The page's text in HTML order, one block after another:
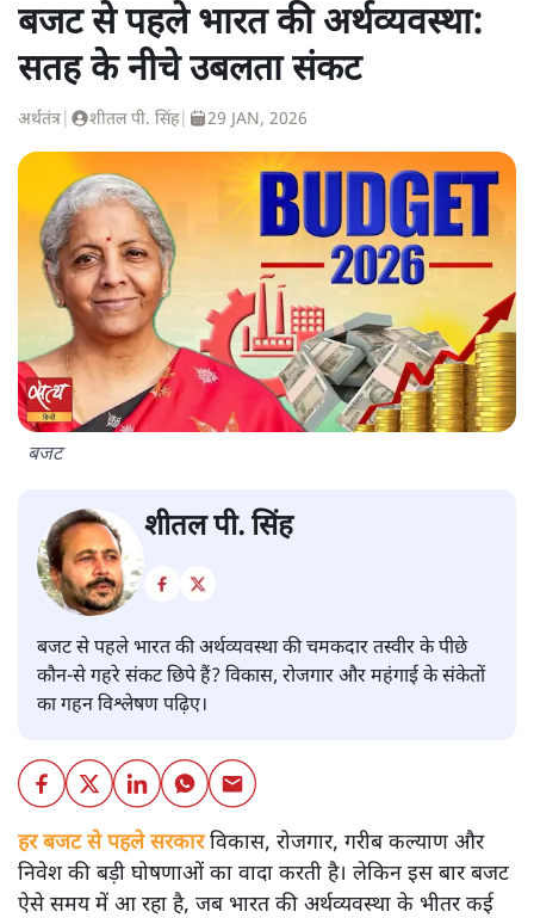
बजट से पहले भारत की अर्थव्यवस्था:
सतह के नीचे उबलता संकट
अर्थतंत्र शीतल पी. सिंह| 29 JAN, 2026
बजट
शीतल पी. सिंह
बजट से पहले भारत की अर्थव्यवस्था की चमकदार तस्वीर के पीछे
कौन-से गहरे संकट छिपे हैं? विकास, रोजगार और महंगाई के संकेतों
का गहन विश्लेषण पढ़िए।
हर बजट से पहले सरकारविकास, रोजगार, गरीब कल्याण और
निवेश की बड़ी घोषणाओं का वादा करती है। लेकिन इस बार बजट
ऐसे समय में आ रहा है, जब भारत की अर्थव्यवस्था के भीतर कई